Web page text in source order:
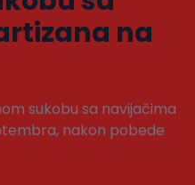
na
sukobu sa navijačima
nakon pobede